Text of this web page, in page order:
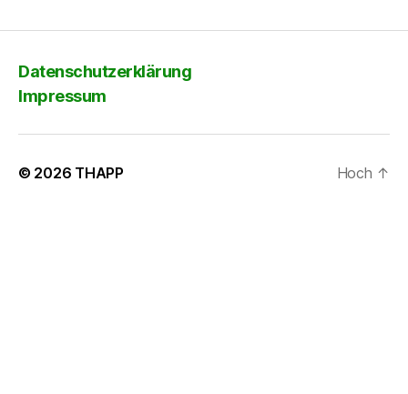
Datenschutzerklärung
Impressum
© 2026 THAPP Hoch ↑